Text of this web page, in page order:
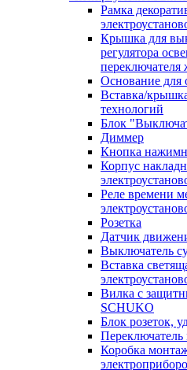
Рамка
Крышка для
регулятора
переключателя
Основание для
Вставка/
технологий
Блок
Диммер
Кнопка
Корпус
Реле времени
Розетка
Датчик
Выключатель
Вставка
Вилка с
SCHUKO
Блок розеток,
Коробка